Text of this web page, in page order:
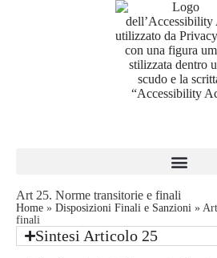
Art 25. Norme transitorie e finali
Home » Disposizioni Finali e Sanzioni »
finali
Sintesi Articolo 25